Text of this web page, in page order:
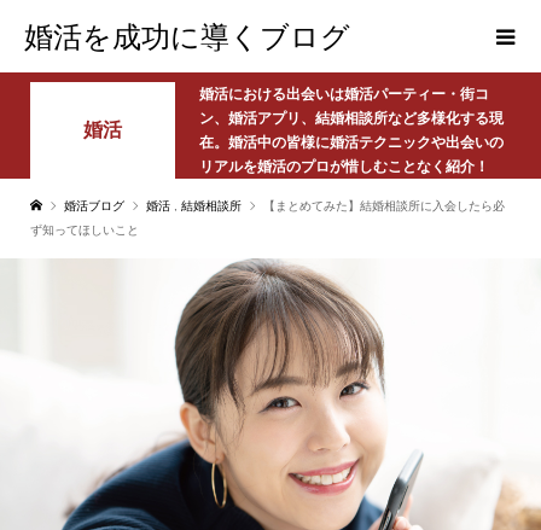
婚活を成功に導くブログ
婚活
婚活における出会いは婚活パーティー・街コ
ン、婚活アプリ、結婚相談所など多様化する現
在。婚活中の皆様に婚活テクニックや出会いの
リアルを婚活のプロが惜しむことなく紹介！
婚活ブログ 婚活 結婚相談所
【まとめてみた】結婚相談所に入会したら必
ず知ってほしいこと